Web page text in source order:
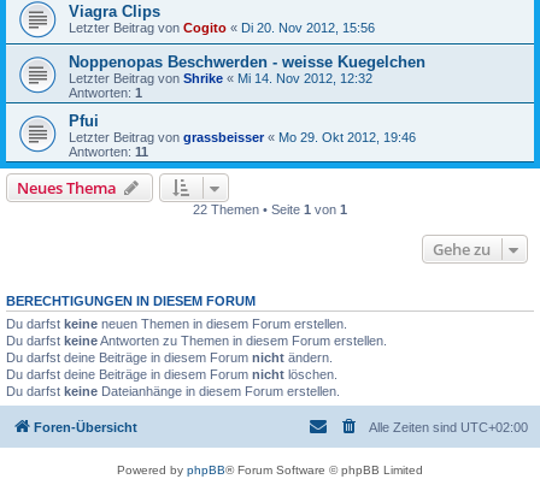
Viagra Clips
Letzter Beitrag von Cogito « Di 20. Nov 2012, 15:56
Noppenopas Beschwerden - weisse Kuegelchen
Letzter Beitrag von Shrike « Mi 14. Nov 2012, 12:32
Antworten: 1
Pfui
Letzter Beitrag von grassbeisser« Mo 29. Okt 2012, 19:46
Antworten: 11
Neues Thema
22 Themen • Seite 1 von 1
Gehe zu
BERECHTIGUNGEN IN DIESEM FORUM
Du darfst keine neuen Themen in diesem Forum erstellen.
Du darfst keineAntworten zu Themen in diesem Forum erstellen.
Du darfst deine Beiträge in diesem Forum nicht ändern.
Du darfst deine Beiträge in diesem Forum nicht löschen.
Du darfst keine Dateianhänge in diesem Forum erstellen.
Foren-Übersicht Alle Zeiten sind UTC+02:00
Powered by phpBB® Forum Software © phpBB Limited